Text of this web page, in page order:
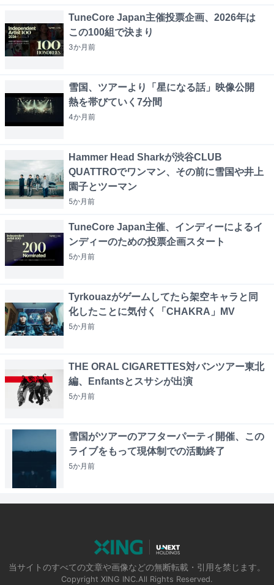
TuneCore Japan主催投票企画、2026年は
この100組で決まり
3か月前
雪国、ツアーより「星になる話」映像公開
熱を帯びていく7分間
4か月前
Hammer Head Sharkが渋谷CLUB
QUATTROでワンマン、その前に雪国や井上
園子とツーマン
5か月前
TuneCore Japan主催、インディーによるイ
ンディーのための投票企画スタート
5か月前
Tyrkouazがゲームしてたら架空キャラと同
化したことに気付く「CHAKRA」MV
5か月前
THE ORAL CIGARETTES対バンツアー東北
編、Enfantsとスサシが出演
5か月前
雪国がツアーのアフターパーティ開催、この
ライブをもって現体制での活動終了
5か月前
当サイトのすべての文章や画像などの無断転載・引用を禁じます。
Copyright XING INC.All Rights Reserved.